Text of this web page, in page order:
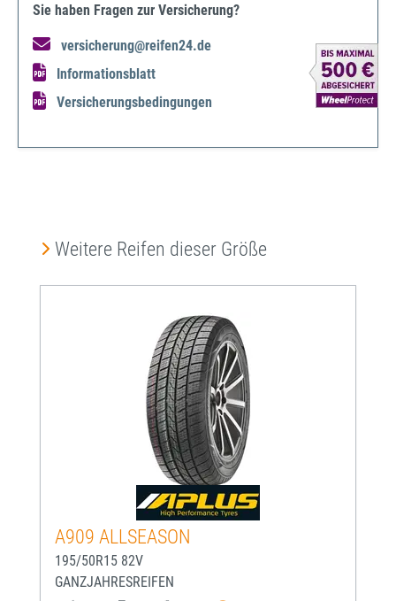
Sie haben Fragen zur Versicherung?
versicherung@reifen24.de
Informationsblatt
Versicherungsbedingungen
Produktgalerie überspringen
Weitere Reifen dieser Größe
A909 ALLSEASON
195/50R15 82V
GANZJAHRESREIFEN